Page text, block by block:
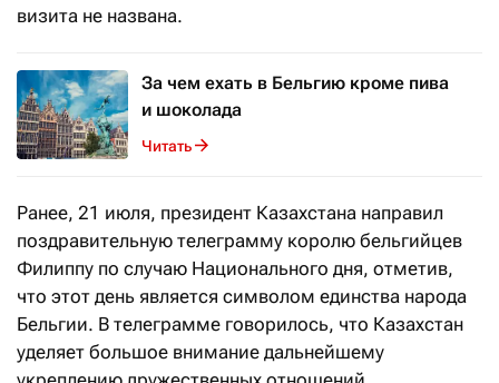
визита не названа.
За чем ехать в Бельгию кроме пива
и шоколада
Читать
Ранее, 21 июля, президент Казахстана направил
поздравительную телеграмму королю бельгийцев
Филиппу по случаю Национального дня, отметив,
что этот день является символом единства народа
Бельгии. В телеграмме говорилось, что Казахстан
уделяет большое внимание дальнейшему